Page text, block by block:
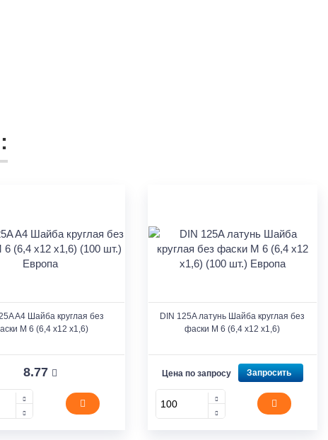
A4 Шайба круглая без
M 6 (6,4 x12 x1,6)
8.77
DIN 125A латунь Шайба круглая без
фаски M 6 (6,4 x12 x1,6)
Цена по запросу Запросить